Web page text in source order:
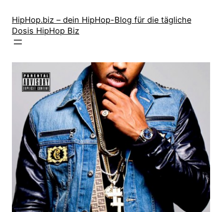
Inhalt
springen
HipHop.biz – dein HipHop-Blog für die tägliche
Dosis HipHop Biz